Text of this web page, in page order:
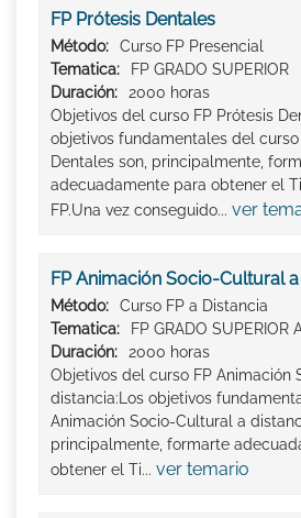
FP Prótesis Dentales
Método:
Curso FP Presencial
Tematica:
FP GRADO SUPERIOR
Duración:
2000 horas
Objetivos del curso FP Prótesis
objetivos fundamentales del curso
Dentales son, principalmente,
adecuadamente para obtener el
FP.Una vez conseguido... ver
FP Animación Socio-Cultural
Método:
Curso FP a Distancia
Tematica:
FP GRADO SUPERIOR
Duración:
2000 horas
Objetivos del curso FP Animación
distancia:Los objetivos
Animación Socio-Cultural a
principalmente, formarte
obtener el Ti... ver temario